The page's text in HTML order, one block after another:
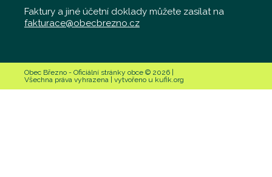
Faktury a jiné účetní doklady můžete zasílat na
fakturace@obecbrezno.cz
Obec Březno - Oficiální stránky obce © 2026 |
Všechna práva vyhrazena | vytvořeno u kufik.org